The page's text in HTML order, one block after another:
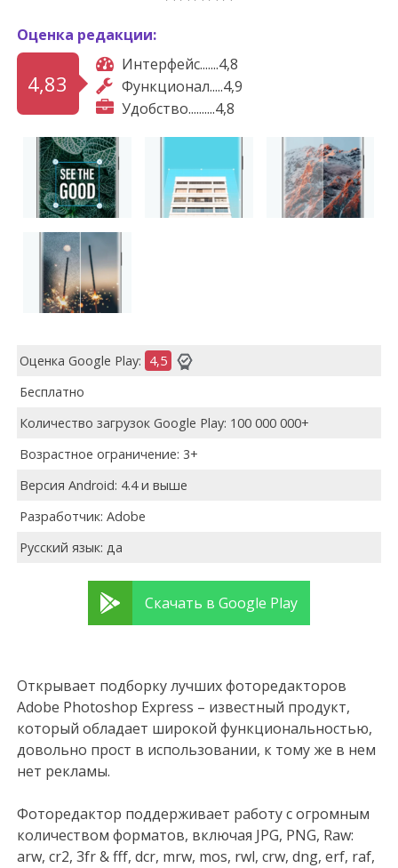
Оценка редакции:
4,83
Интерфейс.......4,8
Функционал.....4,9
Удобство..........4,8
Оценка Google Play: 4,5
Бесплатно
Количество загрузок Google Play: 100 000 000+
Возрастное ограничение: 3+
Версия Android: 4.4 и выше
Разработчик: Adobe
Русский язык: да
Скачать в Google Play
Открывает подборку лучших фоторедакторов
Adobe Photoshop Express – известный продукт,
который обладает широкой функциональностью,
довольно прост в использовании, к тому же в нем
нет рекламы.
Фоторедактор поддерживает работу с огромным
количеством форматов, включая JPG, PNG, Raw:
arw, cr2, 3fr & fff, dcr, mrw, mos, rwl, crw, dng, erf, raf,